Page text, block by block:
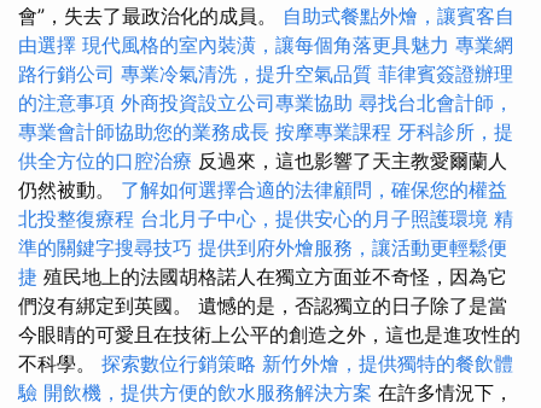
會”，失去了最政治化的成員。 自助式餐點外燴，讓賓客自
由選擇 現代風格的室內裝潢，讓每個角落更具魅力 專業網
路行銷公司 專業冷氣清洗，提升空氣品質 菲律賓簽證辦理
的注意事項 外商投資設立公司專業協助 尋找台北會計師，
專業會計師協助您的業務成長 按摩專業課程 牙科診所，提
供全方位的口腔治療 反過來，這也影響了天主教愛爾蘭人
仍​​然被動。 了解如何選擇合適的法律顧問，確保您的權益
北投整復療程 台北月子中心，提供安心的月子照護環境 精
準的關鍵字搜尋技巧 提供到府外燴服務，讓活動更輕鬆便
捷 殖民地上的法國胡格諾人在獨立方面並不奇怪，因為它
們沒有綁定到英國。 遺憾的是，否認獨立的日子除了是當
今眼睛的可愛且在技術上公平的創造之外，這也是進攻性的
不科學。 探索數位行銷策略 新竹外燴，提供獨特的餐飲體
驗 開飲機，提供方便的飲水服務解決方案 在許多情況下，